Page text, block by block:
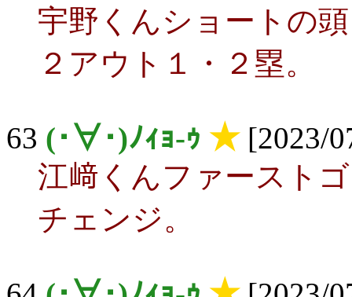
宇野くんショートの
２アウト１・２塁。
63 (･∀･)ﾉｨｮ-ｩ ★[2023/
江﨑くんファースト
チェンジ。